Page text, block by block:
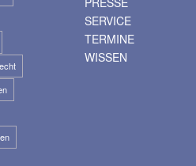
SERVICE
TERMINE
WISSEN